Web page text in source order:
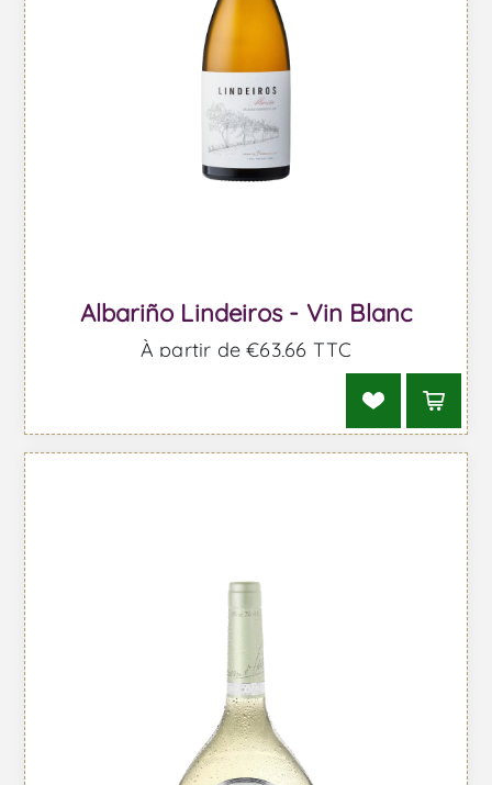
Albariño Lindeiros - Vin Blanc
À partir de €63,66 TTC